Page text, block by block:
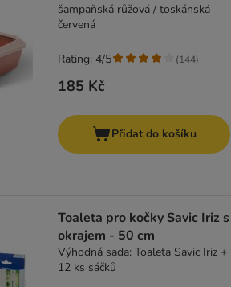
šampaňská růžová / toskánská
červená
185 Kč
Rating: 4/5 (144)
Přidat do košíku
Toaleta pro kočky Savic Iriz s
okrajem - 50 cm
Výhodná sada: Toaleta Savic Iriz +
12 ks sáčků